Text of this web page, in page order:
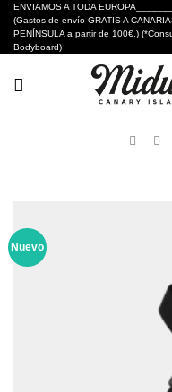
Skip
content
ENVIAMOS A TODA
(Gastos de envío GRATIS A
PENÍNSULA a partir de 100€.)
Bodyboard)
Nuevo